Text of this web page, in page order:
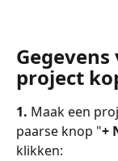
project
1. Maak een
paarse knop "+
klikken: